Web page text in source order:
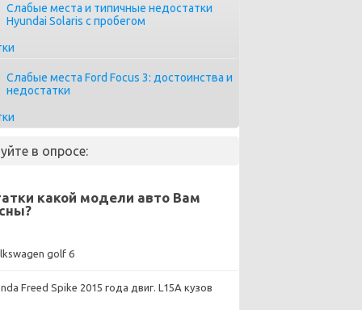
Слабые места и типичные недостатки
Hyundai Solaris с пробегом
Слабые места Ford Focus 3: достоинства и
недостатки
в опросе:
какой модели авто Вам
golf 6
Freed Spike 2015 года двиг. L15A кузов